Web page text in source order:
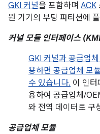
GKI 커널을 포함하며 ACK
원 기기의 부팅 파티션에
커널 모듈 인터페이스
GKI 커널과 공급업
용하면 공급업체 모
수 있습니다. 이 인
용하여 공급업체/
와 전역 데이터로 구
공급업체 모듈